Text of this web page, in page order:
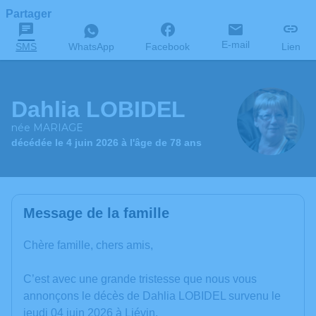
Partager
SMS WhatsApp Facebook E-mail Lien
Dahlia LOBIDEL
née MARIAGE
décédée le 4 juin 2026 à l'âge de 78 ans
Message de la famille
Chère famille, chers amis,
C’est avec une grande tristesse que nous vous
annonçons le décès de Dahlia LOBIDEL survenu le
jeudi 04 juin 2026 à Liévin.